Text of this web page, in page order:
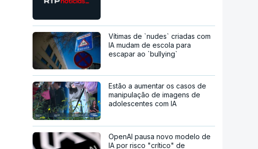
Vítimas de `nudes` criadas com
IA mudam de escola para
escapar ao `bullying`
Estão a aumentar os casos de
manipulação de imagens de
adolescentes com IA
OpenAI pausa novo modelo de
IA por risco "crítico" de